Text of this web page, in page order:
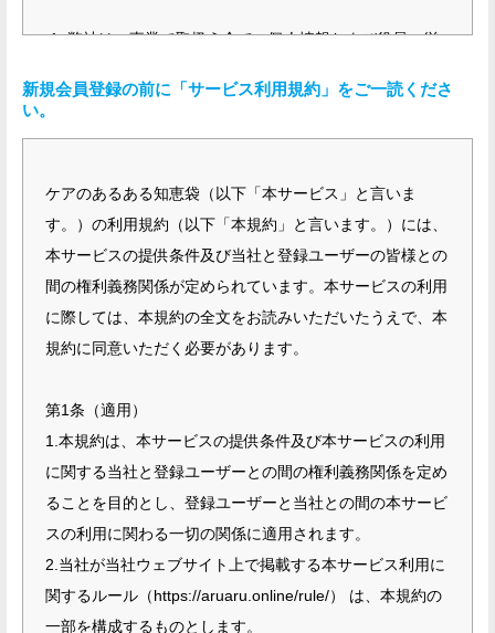
弊社は、事業で取扱う全ての個人情報および役員、従
令、国が定める指針およびその他の規範を遵守するた
弊社は、個人情報を取得する場合には、事前に利用目
的及び提供の有無を明確にし、本人の同意を得た上
で、目的の範囲内において適切に利用し、目的外利用
を行わないための措置を講じます。
弊社は、個人情報の漏えい、滅失又はき損などのリス
クに対して合理的な安全対策（予防処置）および是正
処置を講じます。
新規会員登録の前に「サービス利用規約」をご一読くださ
い。
ケアのあるある知恵袋（以下「本サービス」と言いま
す。）の利用規約（以下「本規約」と言います。）には、
本サービスの提供条件及び当社と登録ユーザーの皆様との
間の権利義務関係が定められています。本サービスの利用
に際しては、本規約の全文をお読みいただいたうえで、本
規約に同意いただく必要があります。
第1条（適用）
1.本規約は、本サービスの提供条件及び本サービスの利用
に関する当社と登録ユーザーとの間の権利義務関係を定め
ることを目的とし、登録ユーザーと当社との間の本サービ
スの利用に関わる一切の関係に適用されます。
2.当社が当社ウェブサイト上で掲載する本サービス利用に
関するルール（https://aruaru.online/rule/） は、本規約の
一部を構成するものとします。